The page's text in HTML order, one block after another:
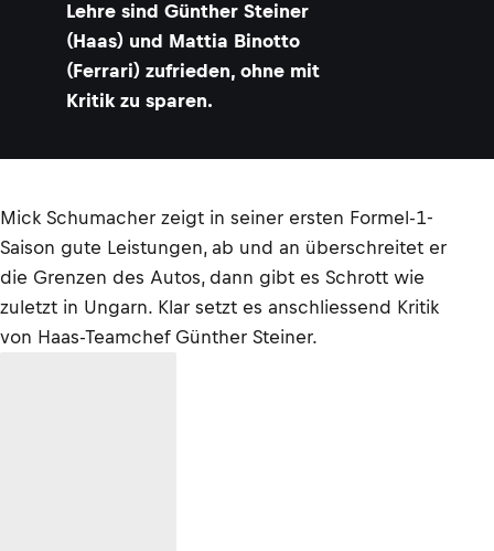
Lehre sind Günther Steiner
(Haas) und Mattia Binotto
(Ferrari) zufrieden, ohne mit
Kritik zu sparen.
Mick Schumacher zeigt in seiner ersten Formel-1-
Saison gute Leistungen, ab und an überschreitet er
die Grenzen des Autos, dann gibt es Schrott wie
zuletzt in Ungarn. Klar setzt es anschliessend Kritik
von Haas-Teamchef Günther Steiner.